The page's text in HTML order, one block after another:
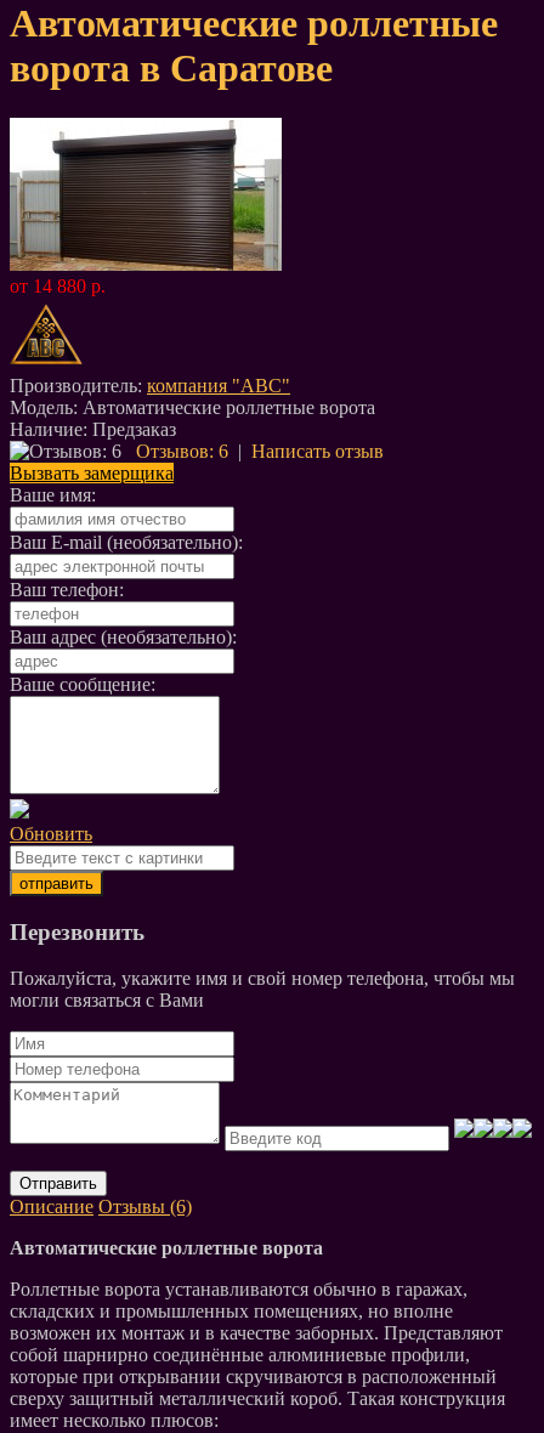
Автоматические роллетные
ворота в Саратове
от 14 880 р.
Производитель: компания "АВС"
Модель: Автоматические роллетные ворота
Наличие: Предзаказ
Отзывов: 6 | Написать отзыв
Вызвать замерщика
Ваше имя:
Ваш E-mail (необязательно):
Ваш телефон:
Ваш адрес (необязательно):
Ваше сообщение:
Обновить
Перезвонить
Пожалуйста, укажите имя и свой номер телефона, чтобы мы
могли связаться с Вами
Отправить
Описание Отзывы (6)
Автоматические роллетные ворота
Роллетные ворота устанавливаются обычно в гаражах,
складских и промышленных помещениях, но вполне
возможен их монтаж и в качестве заборных. Представляют
собой шарнирно соединённые алюминиевые профили,
которые при открывании скручиваются в расположенный
сверху защитный металлический короб. Такая конструкция
имеет несколько плюсов: